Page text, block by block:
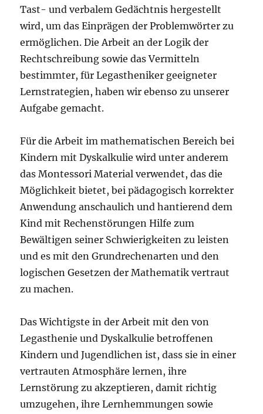
Tast- und verbalem Gedächtnis hergestellt
wird, um das Einprägen der Problemwörter zu
ermöglichen. Die Arbeit an der Logik der
Rechtschreibung sowie das Vermitteln
bestimmter, für Legastheniker geeigneter
Lernstrategien, haben wir ebenso zu unserer
Aufgabe gemacht.
Für die Arbeit im mathematischen Bereich bei
Kindern mit Dyskalkulie wird unter anderem
das Montessori Material verwendet, das die
Möglichkeit bietet, bei pädagogisch korrekter
Anwendung anschaulich und hantierend dem
Kind mit Rechenstörungen Hilfe zum
Bewältigen seiner Schwierigkeiten zu leisten
und es mit den Grundrechenarten und den
logischen Gesetzen der Mathematik vertraut
zu machen.
Das Wichtigste in der Arbeit mit den von
Legasthenie und Dyskalkulie betroffenen
Kindern und Jugendlichen ist, dass sie in einer
vertrauten Atmosphäre lernen, ihre
Lernstörung zu akzeptieren, damit richtig
umzugehen, ihre Lernhemmungen sowie